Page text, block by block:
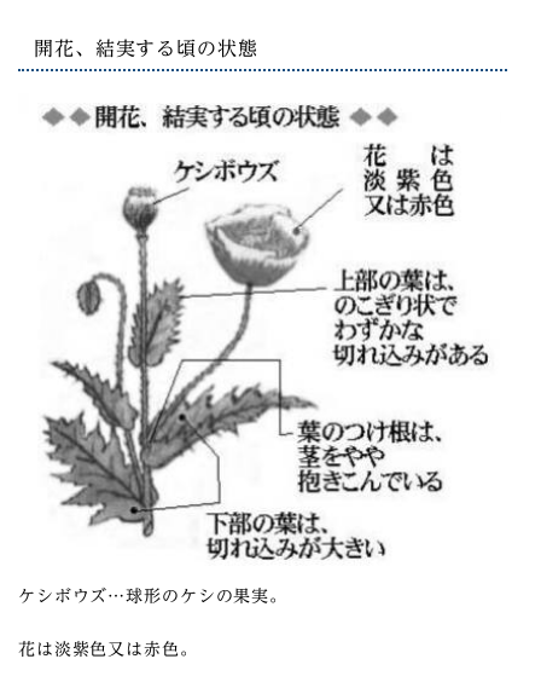
開花、結実する頃の状態
ケシボウズ…球形のケシの果実。
花は淡紫色又は赤色。